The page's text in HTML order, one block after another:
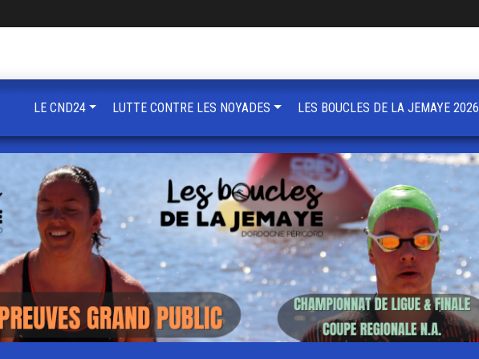
LE CND24 LUTTE CONTRE LES NOYADES LES BOUCLES DE LA JEMAYE 2026